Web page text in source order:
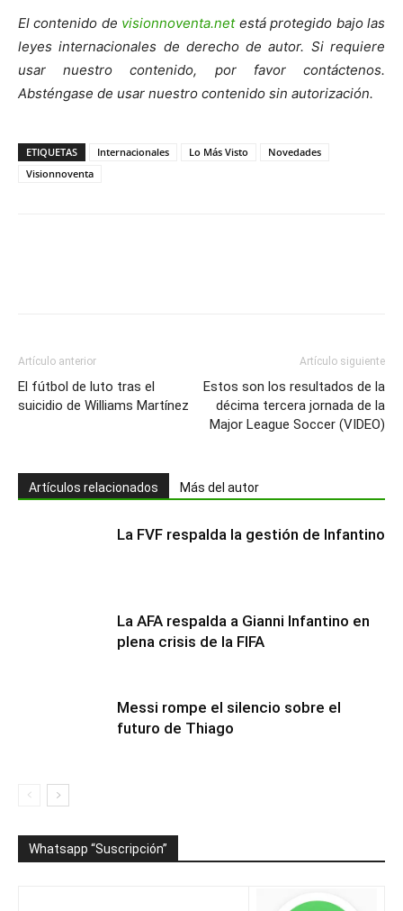
El contenido de visionnoventa.netestá protegido bajo las
leyes internacionales de derecho de autor. Si requiere
usar nuestro contenido, por favor contáctenos.
Absténgase de usar nuestro contenido sin autorización.
ETIQUETAS Internacionales Lo Más Visto
Novedades
Visionnoventa
Artículo anterior
El fútbol de luto tras el
suicidio de Williams Martínez
Artículo siguiente
Estos son los resultados de la
décima tercera jornada de la
Major League Soccer (VIDEO)
Artículos relacionados Más del autor
La FVF respalda la gestión de Infantino
La AFA respalda a Gianni Infantino en
plena crisis de la FIFA
Messi rompe el silencio sobre el
futuro de Thiago
Whatsapp “Suscripción”